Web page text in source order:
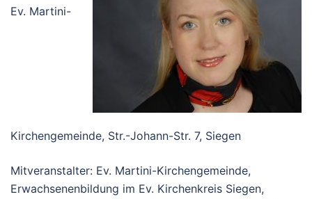
Ev. Martini-
Kirchengemeinde, Str.-Johann-Str. 7, Siegen
Mitveranstalter: Ev. Martini-Kirchengemeinde,
Erwachsenenbildung im Ev. Kirchenkreis Siegen,